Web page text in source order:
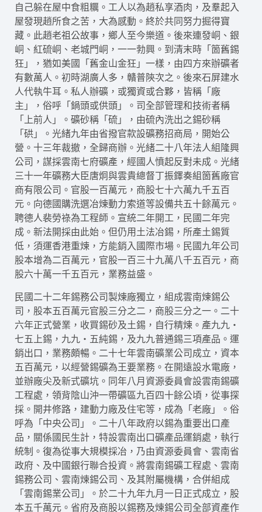
自己躲在屋中食粗糲。工人以為趙私享酒肉，及羣起入
屋發現趙所食之苦，大為感動。終於共同努力掘得寶
藏。此趙老祖公故事，鄉人至今樂道。後來連發峒、銀
峒、紅硫峒、老城門峒，一一勃興。到清末時「箇舊錫
狂」，猶如美國「舊金山金狂」一樣，由四方來辦礦者
有數萬人。初時湖廣人多，贛普陝次之。後來石屏建水
人代執牛耳。私人辦礦，或獨資或合夥，皆稱「廠
主」，俗呼「鍋頭或供頭」。司全部管理和技術者稱
「上前人」。礦砂稱「硫」，由硫內洗出之錫砂稱
「硔」。光緒九年由省撥官款設礦務招商局，開始公
營。十三年裁撤，全歸商辦。光緒二十八年法人組隆興
公司，謀採雲南七府礦產，經國人憤起反對未成。光緒
三十一年礦務大臣唐炯與雲貴總督丁振鐸奏組箇舊廠官
商有限公司。官股一百萬元，商股七十六萬九千五百
元。向德國購洗選冶煉動力索道等設備共五十餘萬元。
聘德人裴勞祿為工程師。宣統二年開工，民國二年完
成。新法開採由此始。但仍用土法冶錫，所產土錫質
低，須運香港重煉，方能銷入國際市場。民國九年公司
股本增為二百萬元，官股一百三十九萬八千五百元，商
股六十萬一千五百元，業務益盛。
民國二十二年錫務公司製煉廠獨立，組成雲南煉錫公
司，股本五百萬元官股三分之二，商股三分之一。二十
六年正式營業，收買錫砂及土錫，自行精煉。產九九‧
七五上錫，九九‧五純錫，及九九普通錫三項產品。運
銷出口，業務頗暢。二十七年雲南礦業公司成立，資本
五百萬元，以經營錫礦為王要業務。在開遠設水電廠，
並辦廠尖及新式礦坑。同年八月資源委員會設雲南錫礦
工程處，領背陰山沖一帶礦區九百四十餘公頃，從事探
採。開井修路，建動力廠及住宅等，成為「老廠」。俗
呼為「中央公司」。二十八年政府以錫為重要出口產
品，關係國民生計，特設雲南出口礦產品運銷處，執行
統制。復為從事大規模採冶，乃由資源委員會、雲南省
政府、及中國銀行聯合投資。將雲南錫礦工程處、雲南
錫務公司、雲南煉錫公司、及其附屬機構，合併組成
「雲南錫業公司」。於二十九年九月一日正式成立，股
本五千萬元。省府及商股以錫務及煉錫公司全部資產作